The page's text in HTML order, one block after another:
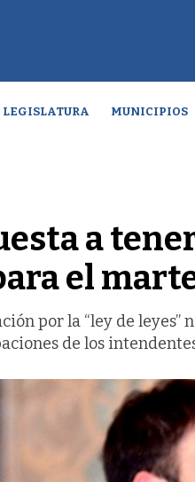
LEGISLATURA MUNICIPIOS
a
el
por la “ley de
de los